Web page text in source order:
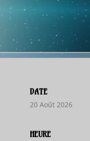
DATE
20 Août 2026
HEURE